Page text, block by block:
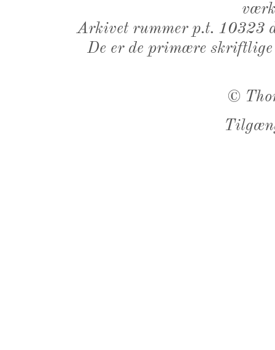
Arkivet rummer p.t. 10323
De er de primære
©